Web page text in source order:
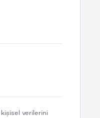
kişisel verilerini